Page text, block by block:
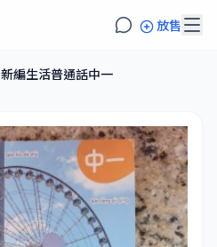
放售
新編生活普通話中一